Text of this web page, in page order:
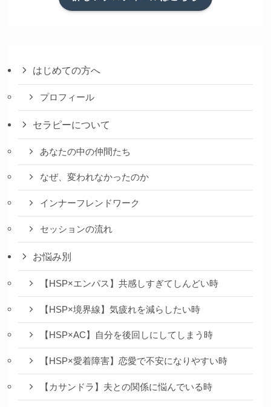
はじめての方へ
プロフィール
セラピーについて
あなたの中の仲間たち
なぜ、変われなかったのか
インナーフレンドワーク
セッションの流れ
お悩み別
【HSP×エンパス】共感しすぎてしんどい時
【HSP×境界線】気疲れを減らしたい時
【HSP×AC】自分を後回しにしてしまう時
【HSP×愛着障害】恋愛で不安になりやすい時
【カサンドラ】夫との関係に悩んでいる時